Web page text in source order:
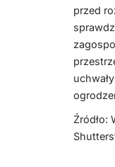
przed
Źródło: